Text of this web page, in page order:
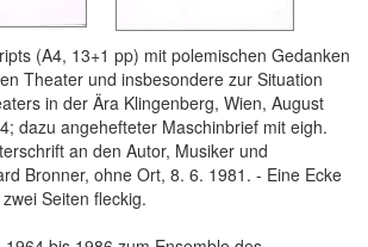
(A4, 13+1 pp) mit polemischen Gedanken
Theater und insbesondere zur Situation
in der Ära Klingenberg, Wien, August
dazu angehefteter Maschinbrief mit eigh.
an den Autor, Musiker und
Bronner, ohne Ort, 8. 6. 1981. - Eine Ecke
Seiten fleckig.